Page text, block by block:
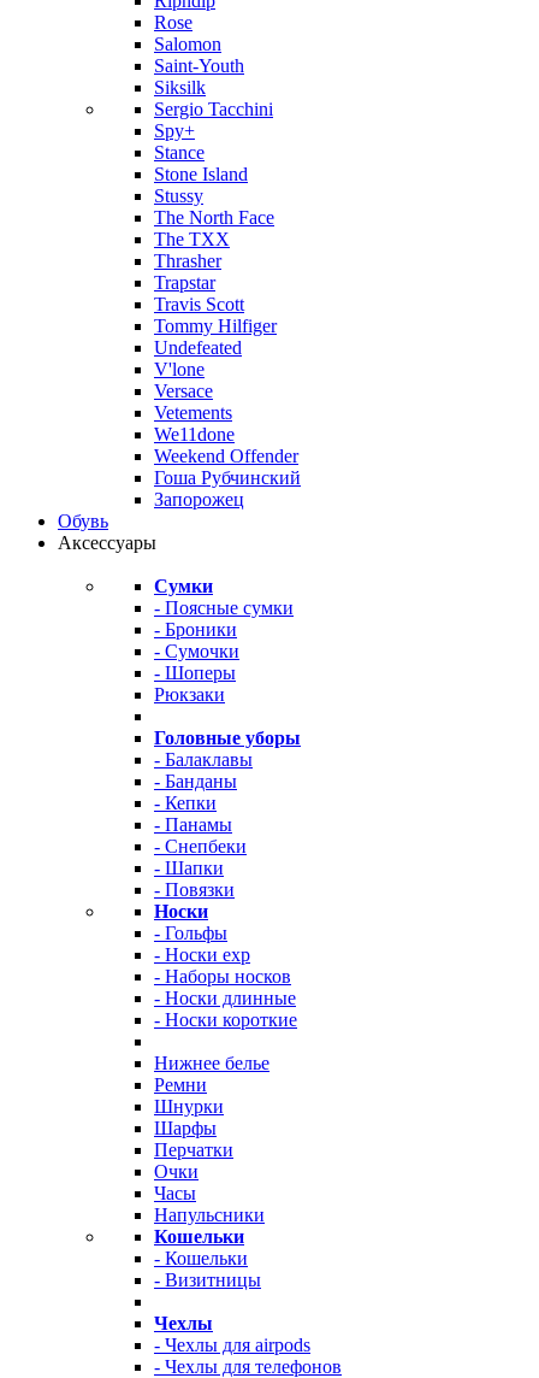
Rose
Salomon
Saint-Youth
Siksilk
Sergio Tacchini
Spy+
Stance
Stone Island
Stussy
The North Face
The TXX
Thrasher
Trapstar
Travis Scott
Tommy Hilfiger
Undefeated
V'lone
Versace
Vetements
We11done
Weekend Offender
Гоша Рубчинский
Запорожец
Обувь
Аксессуары
Сумки
- Поясные сумки
- Броники
- Сумочки
- Шоперы
Рюкзаки
Головные уборы
- Балаклавы
- Банданы
- Кепки
- Панамы
- Снепбеки
- Шапки
- Повязки
Носки
- Гольфы
- Носки exp
- Наборы носков
- Носки длинные
- Носки короткие
Нижнее белье
Ремни
Шнурки
Шарфы
Перчатки
Очки
Часы
Напульсники
Кошельки
- Кошельки
- Визитницы
Чехлы
- Чехлы для airpods
- Чехлы для телефонов